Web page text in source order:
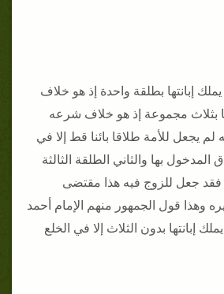
يملك إبانتها بطلقة واحدة إذ هو خلاف
بثلاث مجموعة إذ هو خلاف شرعه
لم يجعل للأمة طلاقا بائنا قط إلا في
بها والثاني الطلقة الثالثة
فقد جعل للزوج فيه هذا مقتضى
وهذا قول الجمهور منهم الإمام أحمد
إبانتها بدون الثلاث إلا في الخلع